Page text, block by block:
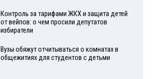
Контроль за тарифами ЖКХ и защита детей
от вейпов: о чем просили депутатов
избиратели
Вузы обяжут отчитываться о комнатах в
общежитиях для студентов с детьми